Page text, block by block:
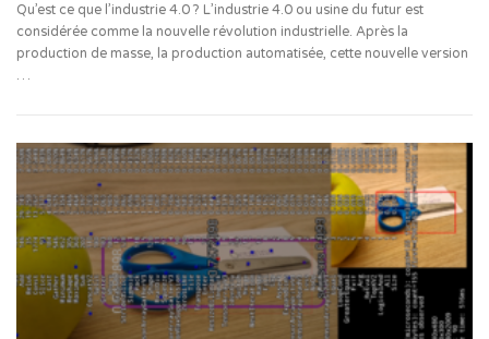
Qu’est ce que l’industrie 4.0 ? L’industrie 4.0 ou usine du futur est
considérée comme la nouvelle révolution industrielle. Après la
production de masse, la production automatisée, cette nouvelle version
…